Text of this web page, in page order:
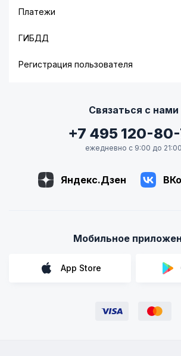
Платежи
ГИБДД
Регистрация пользователя
Связаться с нами
+7 495 120-
ежедневно с 9:00 до 21:00
Яндекс.Дзен
Мобильное
App Store